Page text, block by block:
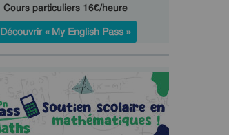
Cours particuliers 16€/heure
Découvrir « My English Pass »